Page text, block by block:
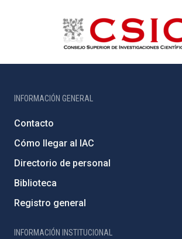
INFORMACIÓN GENERAL
Contacto
Cómo llegar al IAC
Directorio de personal
Biblioteca
Registro general
INFORMACIÓN INSTITUCIONAL